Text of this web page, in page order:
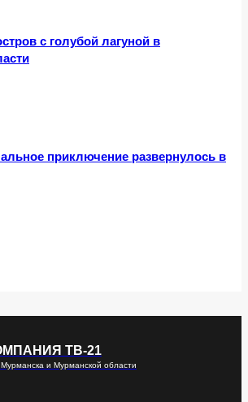
с голубой лагуной в
приключение развернулось в
ТВ-21
и Мурманской области